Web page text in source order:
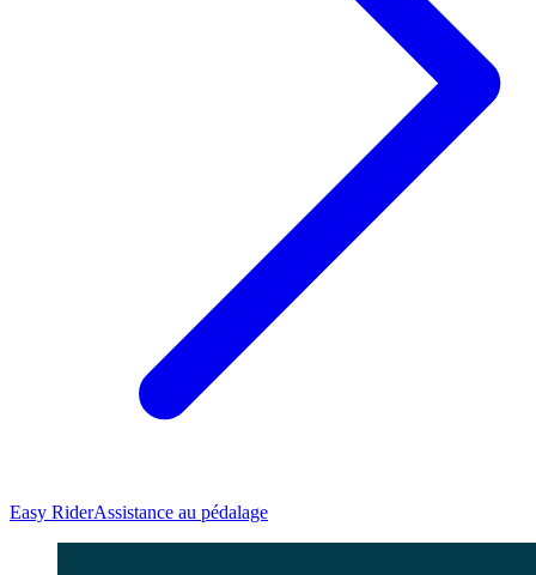
Easy RiderAssistance au pédalage